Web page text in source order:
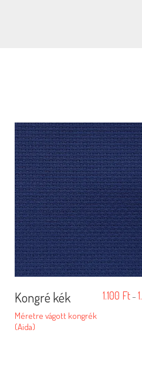
Kongré kék
Méretre vágott kongrék
(Aida)
1.100 Ft–